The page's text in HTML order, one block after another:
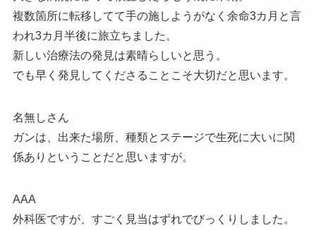
複数箇所に転移してて手の施しようがなく余命3カ月と言
われ3カ月半後に旅立ちました。
新しい治療法の発見は素晴らしいと思う。
でも早く発見してくださることこそ大切だと思います。
名無しさん
ガンは、出来た場所、種類とステージで生死に大いに関
係ありということだと思いますが。
AAA
外科医ですが、すごく見当はずれでびっくりしました。